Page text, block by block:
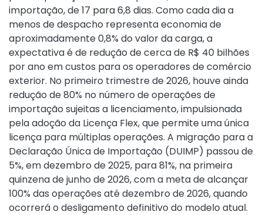
importação, de 17 para 6,8 dias. Como cada dia a
menos de despacho representa economia de
aproximadamente 0,8% do valor da carga, a
expectativa é de redução de cerca de R$ 40 bilhões
por ano em custos para os operadores de comércio
exterior. No primeiro trimestre de 2026, houve ainda
redução de 80% no número de operações de
importação sujeitas a licenciamento, impulsionada
pela adoção da Licença Flex, que permite uma única
licença para múltiplas operações. A migração para a
Declaração Única de Importação (DUIMP) passou de
5%, em dezembro de 2025, para 81%, na primeira
quinzena de junho de 2026, com a meta de alcançar
100% das operações até dezembro de 2026, quando
ocorrerá o desligamento definitivo do modelo atual.